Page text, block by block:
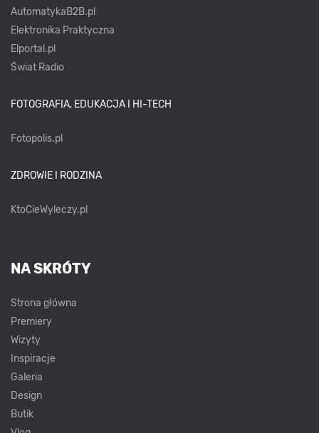
AutomatykaB2B.pl
Elektronika Praktyczna
Elportal.pl
Świat Radio
FOTOGRAFIA, EDUKACJA I HI-TECH
Fotopolis.pl
ZDROWIE I RODZINA
KtoCieWyleczy.pl
NA SKRÓTY
Strona główna
Premiery
Wizyty
Inspiracje
Galeria
Design
Butik